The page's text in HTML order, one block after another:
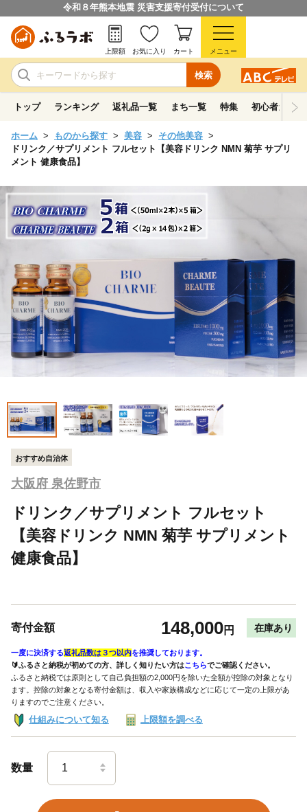
令和８年熊本地震 災害支援寄付受付について
検索
上限額 お気に入り カート メニュー
トップ ランキング 返礼品一覧 まち一覧 特集 初心者ガイド
ホーム ものから探す 美容
その他美容
ドリンク／サプリメント フルセット【美容ドリンク NMN 菊芋 サプリ
メント 健康食品】
おすすめ自治体
大阪府 泉佐野市
ドリンク／サプリメント フルセット
【美容ドリンク NMN 菊芋 サプリメント
健康食品】
寄付金額 148,000円 在庫あり
一度に決済する返礼品数は３つ以内を推奨しております。
🔰ふるさと納税が初めての方、詳しく知りたい方はこちらでご確認ください。
ふるさと納税では原則として自己負担額の2,000円を除いた全額が控除の対象となり
ます。控除の対象となる寄付金額は、収入や家族構成などに応じて一定の上限があ
りますのでご注意ください。
仕組みについて知る 上限額を調べる
数量